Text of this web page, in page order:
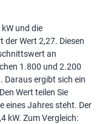
und die
Wert 2,27. Diesen
an
1.800 und 2.200
Daraus ergibt sich ein
Wert teilen Sie
eines Jahres steht. Der
kW. Zum Vergleich: